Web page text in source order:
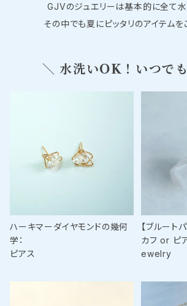
GJVのジュエリーは基本的に全て水
その中でも夏にピッタリのアイテムを
＼ 水洗いOK！いつで
ハーキマーダイヤモンドの幾何
学：
ピアス
【ブルート
カフ or ピ
ewelry